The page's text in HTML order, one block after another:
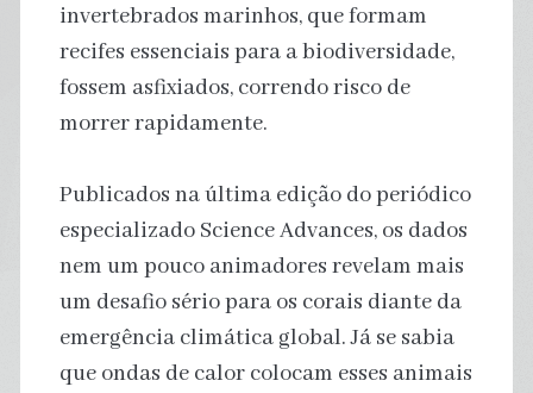
invertebrados marinhos, que formam
recifes essenciais para a biodiversidade,
fossem asfixiados, correndo risco de
morrer rapidamente.
Publicados na última edição do periódico
especializado Science Advances, os dados
nem um pouco animadores revelam mais
um desafio sério para os corais diante da
emergência climática global. Já se sabia
que ondas de calor colocam esses animais